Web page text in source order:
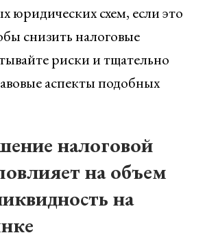
юридических схем, если это
снизить налоговые
риски и тщательно
аспекты подобных
налоговой
на объем
на